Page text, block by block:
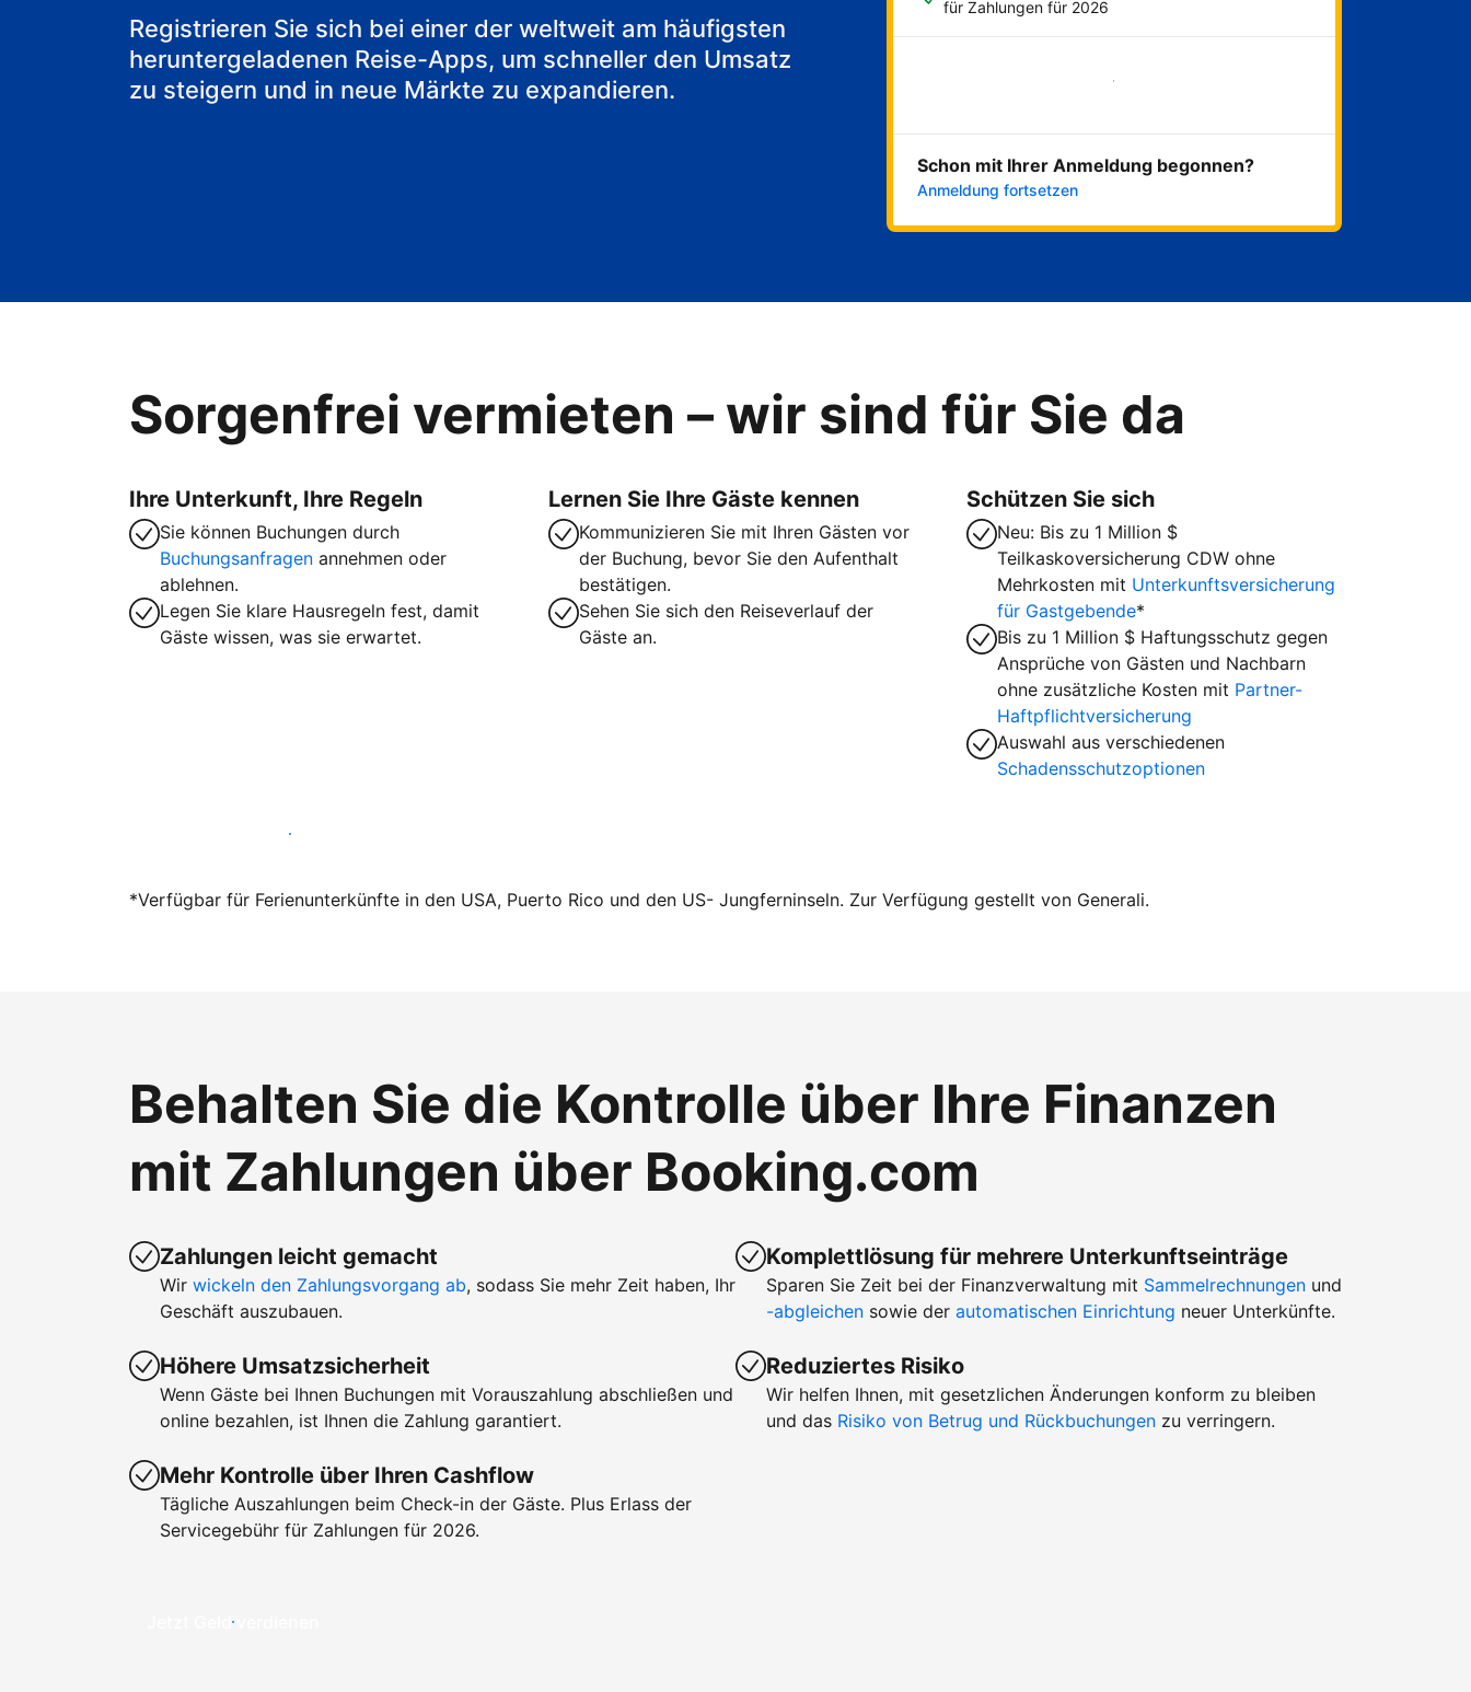
Ihr Bed & Breakfast
Registrieren Sie sich bei einer der weltweit am häufigsten
heruntergeladenen Reise-Apps, um schneller den Umsatz
zu steigern und in neue Märkte zu expandieren.
für Zahlungen für 2026
Jetzt loslegen
Schon mit Ihrer Anmeldung begonnen?
Anmeldung fortsetzen
Sorgenfrei vermieten – wir sind für Sie da
Ihre Unterkunft, Ihre Regeln
Sie können Buchungen durch
Buchungsanfragen annehmen oder
ablehnen.
Legen Sie klare Hausregeln fest, damit
Gäste wissen, was sie erwartet.
Lernen Sie Ihre Gäste kennen
Kommunizieren Sie mit Ihren Gästen vor
der Buchung, bevor Sie den Aufenthalt
bestätigen.
Sehen Sie sich den Reiseverlauf der
Gäste an.
Schützen Sie sich
Neu: Bis zu 1 Million $
Teilkaskoversicherung CDW ohne
Mehrkosten mit Unterkunftsversicherung
für Gastgebende*
Bis zu 1 Million $ Haftungsschutz gegen
Ansprüche von Gästen und Nachbarn
ohne zusätzliche Kosten mit Partner-
Haftpflichtversicherung
Auswahl aus verschiedenen
Schadensschutzoptionen
Werden Sie noch heute Gastgeber
*Verfügbar für Ferienunterkünfte in den USA, Puerto Rico und den US- Jungferninseln. Zur Verfügung gestellt von Generali.
Behalten Sie die Kontrolle über Ihre Finanzen
mit Zahlungen über Booking.com
Zahlungen leicht gemacht
Wir wickeln den Zahlungsvorgang ab, sodass Sie mehr Zeit haben, Ihr
Geschäft auszubauen.
Höhere Umsatzsicherheit
Wenn Gäste bei Ihnen Buchungen mit Vorauszahlung abschließen und
online bezahlen, ist Ihnen die Zahlung garantiert.
Mehr Kontrolle über Ihren Cashflow
Tägliche Auszahlungen beim Check-in der Gäste. Plus Erlass der
Servicegebühr für Zahlungen für 2026.
Komplettlösung für mehrere Unterkunftseinträge
Sparen Sie Zeit bei der Finanzverwaltung mit Sammelrechnungen und
-abgleichen sowie der automatischen Einrichtung neuer Unterkünfte.
Reduziertes Risiko
Wir helfen Ihnen, mit gesetzlichen Änderungen konform zu bleiben
und das Risiko von Betrug und Rückbuchungen zu verringern.
Jetzt Geld verdienen